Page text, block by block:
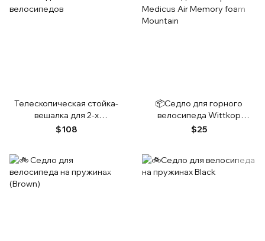
Телескопическая стойка-
вешалка для 2-х
велосипедов
$108
📦Седло для горного
велосипеда Wittkop
Medicus Air Memory foam
$25